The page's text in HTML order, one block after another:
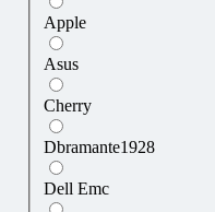
Apple
Asus
Cherry
Dbramante1928
Dell Emc